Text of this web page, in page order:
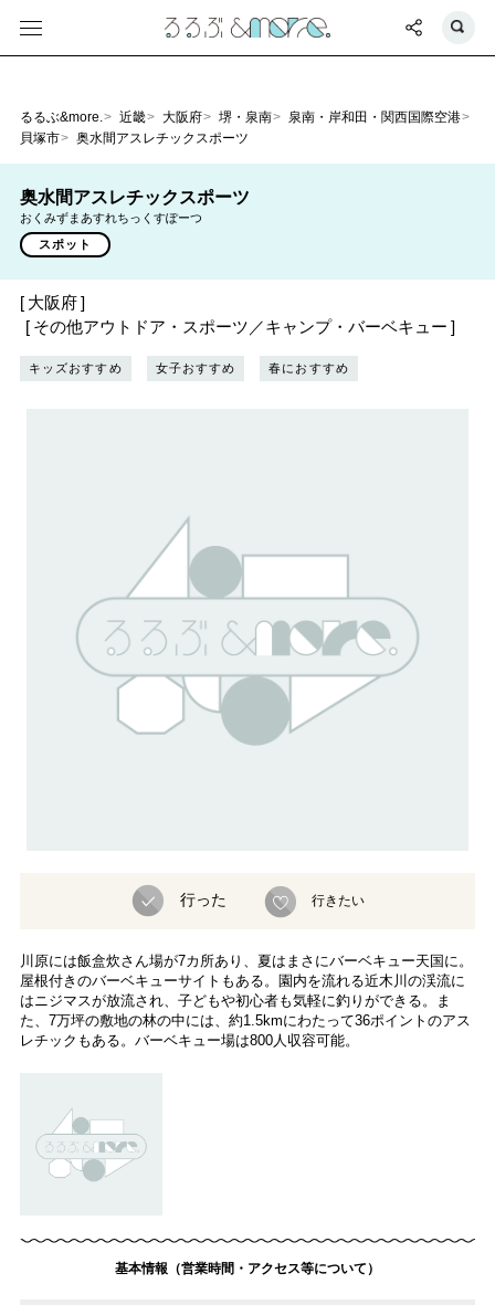
るるぶ&more. 近畿 大阪府 堺・泉南
泉南・岸和田・関西国際空港
貝塚市
奥水間アスレチックスポーツ
奥水間アスレチックスポーツ
おくみずまあすれちっくすぽーつ
スポット
大阪府
その他アウトドア・スポーツ／キャンプ・バーベキュー
キッズおすすめ 女子おすすめ 春におすすめ
行った 行きたい
川原には飯盒炊さん場が7カ所あり、夏はまさにバーベキュー天国に。
屋根付きのバーベキューサイトもある。園内を流れる近木川の渓流に
はニジマスが放流され、子どもや初心者も気軽に釣りができる。ま
た、7万坪の敷地の林の中には、約1.5kmにわたって36ポイントのアス
レチックもある。バーベキュー場は800人収容可能。
基本情報（営業時間・アクセス等について）